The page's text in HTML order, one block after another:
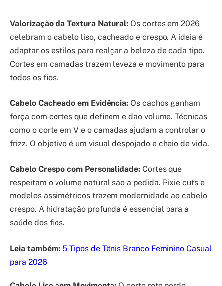
Valorização da Textura Natural: Os cortes em 2026
celebram o cabelo liso, cacheado e crespo. A ideia é
adaptar os estilos para realçar a beleza de cada tipo.
Cortes em camadas trazem leveza e movimento para
todos os fios.
Cabelo Cacheado em Evidência: Os cachos ganham
força com cortes que definem e dão volume. Técnicas
como o corte em V e o camadas ajudam a controlar o
frizz. O objetivo é um visual despojado e cheio de vida.
Cabelo Crespo com Personalidade: Cortes que
respeitam o volume natural são a pedida. Pixie cuts e
modelos assimétricos trazem modernidade ao cabelo
crespo. A hidratação profunda é essencial para a
saúde dos fios.
Leia também: 5 Tipos de Tênis Branco Feminino Casual
para 2026